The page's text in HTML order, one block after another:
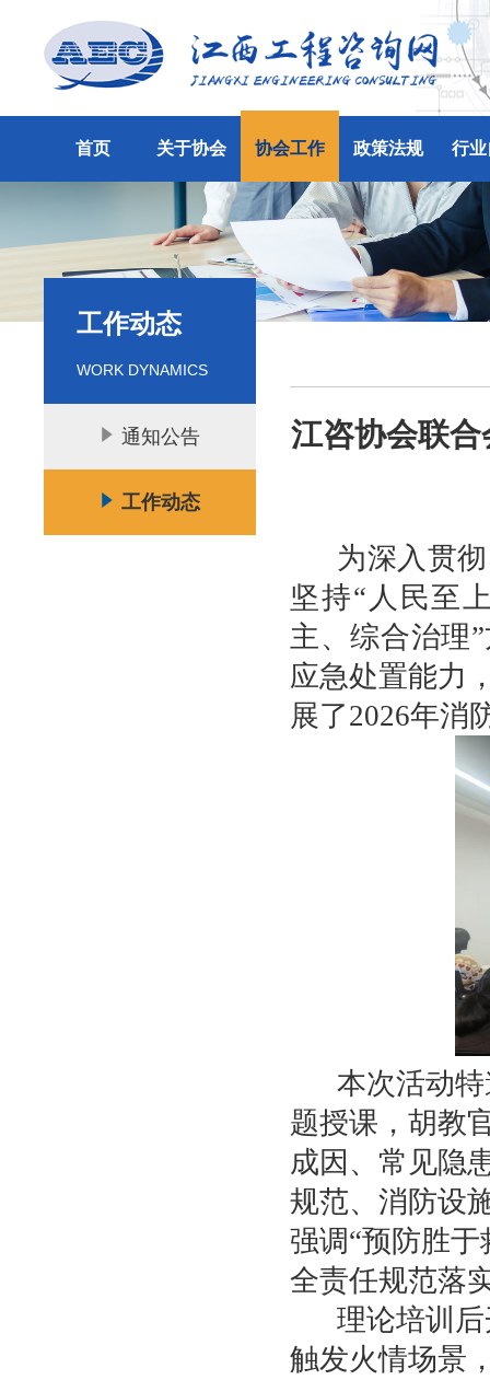
首页 关于协会 协会工作 政策法规 行
工作动态
WORK DYNAMICS
通知公告
工作动态
江咨协会联
为深入贯
坚持“人民至
主、综合治理
应急处置能力
展了2026年消
本次活动
题授课，胡教
成因、常见隐
规范、消防设
强调“预防胜
全责任规范落
理论培训
触发火情场景